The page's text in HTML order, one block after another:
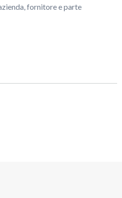
fornitore e parte